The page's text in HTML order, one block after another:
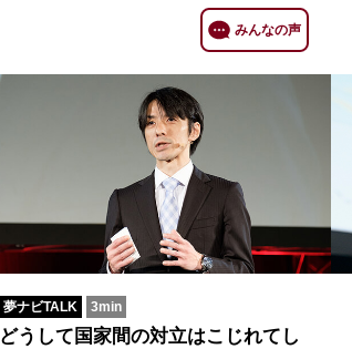
みんなの声
夢ナビTALK 3min
どうして国家間の対立はこじれてし